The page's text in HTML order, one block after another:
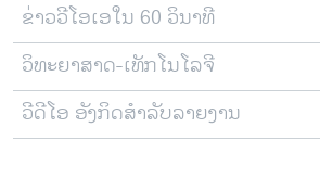
ຂ່າວວີໂອເອໃນ 60 ວິນາທີ
ວິທະຍາສາດ-ເທັກໂນໂລຈີ
ວີດີໂອ ອັງກິດສຳລັບລາຍງານ